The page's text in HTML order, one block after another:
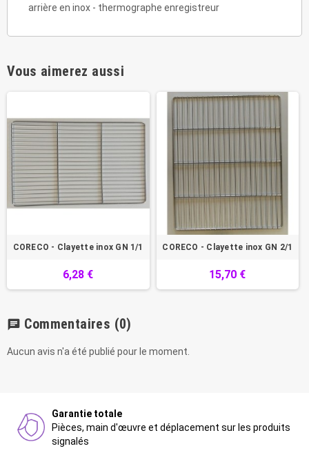
arrière en inox - thermographe enregistreur
Vous aimerez aussi
CORECO - Clayette inox GN 1/1
6,28 €
CORECO - Clayette inox GN 2/1
15,70 €
chat Commentaires (0)
Aucun avis n'a été publié pour le moment.
Garantie totale
Pièces, main d'œuvre et déplacement sur les produits
signalés